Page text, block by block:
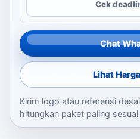
Cek
Chat
Lihat
Kirim logo atau referensi
hitungkan paket paling